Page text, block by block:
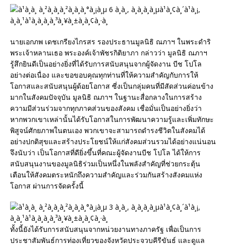
นายเอกภพ เดชเกรียงไกรสร รองประธานมูลนิธิ ณภาฯ ในพระดำริ
พระเจ้าหลานเธอ พระองค์เจ้าพัชรกิติยาภา กล่าวว่า มูลนิธิ ณภาฯ
รู้สึกยินดีเป็นอย่างยิ่งที่ได้รับการสนับสนุนจากผู้จัดงาน บีช โปโล
อย่างต่อเนื่อง และขอขอบคุณทุกท่านที่ให้ความสำคัญกับการให้
โอกาสและสนับสนุนผู้ด้อยโอกาส ซี่งเป็นกลุ่มคนที่มีสัดส่วนค่อนข้าง
มากในสังคมปัจจุบัน มูลนิธิ ณภาฯ ในฐานะสื่อกลางในการสร้าง
ความมีส่วนร่วมจากทุกภาคส่วนของสังคม เชื่อมั่นเป็นอย่างยิ่งว่า
หากพวกเขาเหล่านั้นได้รับโอกาสในการพัฒนาความรู้และเพิ่มทักษะ
พิสูจน์ศักยภาพในตนเอง พวกเขาจะสามารถดำรงชีวิตในสังคมได้
อย่างปกติสุขและสร้างประโยชน์ให้แก่สังคมส่วนรวมได้อย่างแน่นอน
จึงนับว่า เป็นโอกาสที่ดียิ่งขึ้นที่คณะผู้จัดงานบีช โปโล ได้ให้การ
สนับสนุนงานของมูลนิธิร่วมเป็นหนึ่งในพลังสำคัญที่ช่วยกระตุ้น
เตือนให้สังคมตระหนักถึงความสำคัญและร่วมกันสร้างสังคมแห่ง
โอกาส ผ่านการจัดครั้งนี้
ทั้งนี้ยังได้รับการสนับสนุนจากหน่วยงานทางภาครัฐ เพื่อเป็นการ
ประชาสัมพันธ์การท่องเที่ยวของจังหวัดประจวบคีรีขันธ์ และดูแล